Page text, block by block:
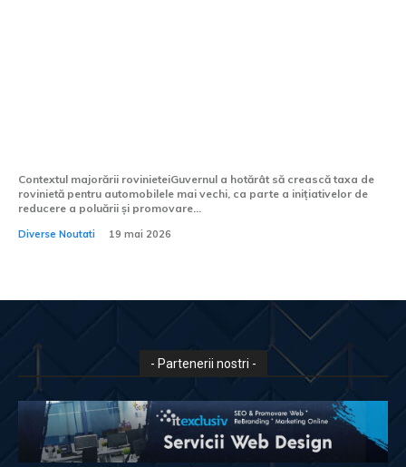
Contextul majorării rovinieteiGuvernul a hotărât să crească taxa de
rovinietă pentru automobilele mai vechi, ca parte a inițiativelor de
reducere a poluării și promovare...
Diverse Noutati 19 mai 2026
- Partenerii nostri -